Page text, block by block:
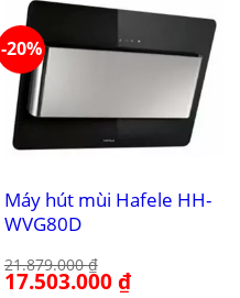
-20%
Máy hút mùi Hafele HH-
WVG80D
21.879.000₫
Giá
gốc
17.503.000₫Giá
hiện